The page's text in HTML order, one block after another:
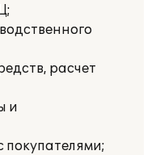
расчет
и
покупателями;